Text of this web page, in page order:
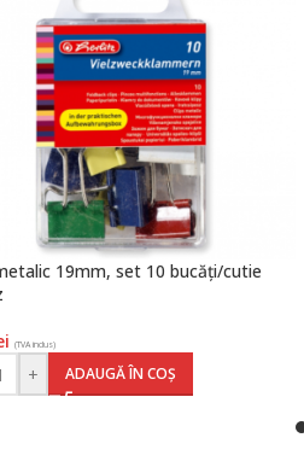
19mm, set 10 bucăți/cutie
(TVA inclus)
+ ADAUGĂ ÎN COȘ